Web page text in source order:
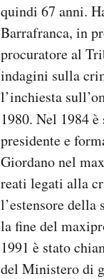
quindi 67 anni.
Barrafranca, in
procuratore al
indagini sulla
l’inchiesta
1980. Nel 1984
presidente e
Giordano nel
reati legati alla
l’estensore della
la fine del
1991 è stato
del Ministero di